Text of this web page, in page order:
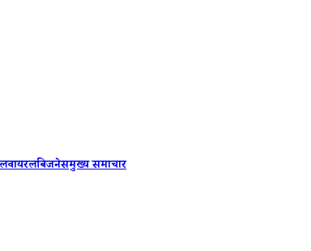
वायरलबिजनेसमुख्य समाचार